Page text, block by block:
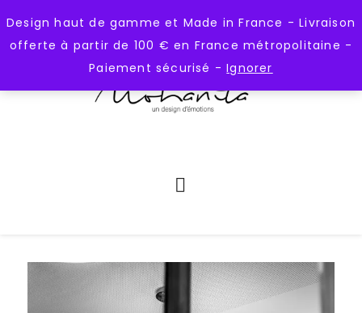
Design haut de gamme et Made in France - Livraison
offerte à partir de 100 € en France métropolitaine -
Paiement sécurisé -Ignorer